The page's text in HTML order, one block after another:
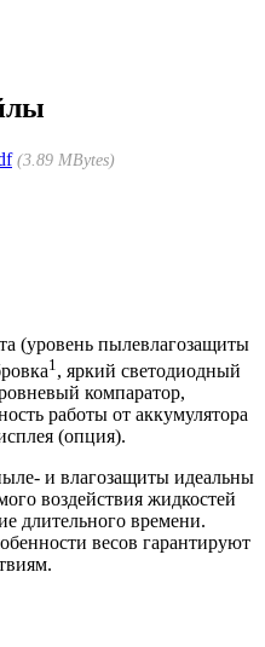
3.89 MBytes
(уровень пылевлагозащиты
1 , яркий светодиодный
компаратор,
работы от аккумулятора
(опция).
и влагозащиты идеальны
воздействия жидкостей
длительного времени.
весов гарантируют